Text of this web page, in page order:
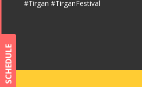
SCHEDULE
#Tirgan #TirganFestival